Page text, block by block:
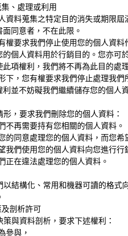
、處理或利用
資料蒐集之特定目的消失或期限
面同意者，不在此限。
權要求我們停止使用您的個人資
的個人資料用於行銷目的。您亦可
此項權利，我們將不再為此目的處
下，您有權要求我們停止處理我
利並不妨礙我們繼續儲存您的個人
，要求我們刪除您的個人資料：
不再需要持有您相關的個人資料。
的同意處理您的個人資料，而您
我們使用您的個人資料向您進行行
正在違法處理您的個人資料。
以結構化、常用和機器可讀的格式
剖析許可
與資料剖析，要求下述權利：
參與，